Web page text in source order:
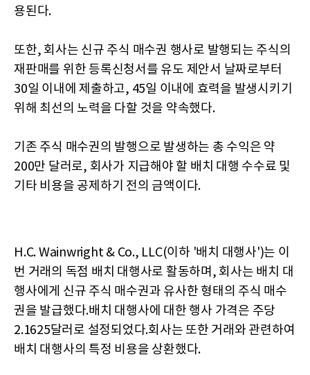
용된다.
또한, 회사는 신규 주식 매수권 행사로 발행되는 주식의
재판매를 위한 등록신청서를 유도 제안서 날짜로부터
30일 이내에 제출하고, 45일 이내에 효력을 발생시키기
위해 최선의 노력을 다할 것을 약속했다.
기존 주식 매수권의 발행으로 발생하는 총 수익은 약
200만 달러로, 회사가 지급해야 할 배치 대행 수수료 및
기타 비용을 공제하기 전의 금액이다.
H.C. Wainwright & Co., LLC(이하 '배치 대행사')는 이
번 거래의 독점 배치 대행사로 활동하며, 회사는 배치 대
행사에게 신규 주식 매수권과 유사한 형태의 주식 매수
권을 발급했다.배치 대행사에 대한 행사 가격은 주당
2.1625달러로 설정되었다.회사는 또한 거래와 관련하여
배치 대행사의 특정 비용을 상환했다.